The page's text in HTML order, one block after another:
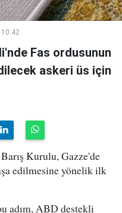
Fas ordusunun
askeri üs için
Kurulu, Gazze'de
edilmesine yönelik ilk
adım, ABD destekli